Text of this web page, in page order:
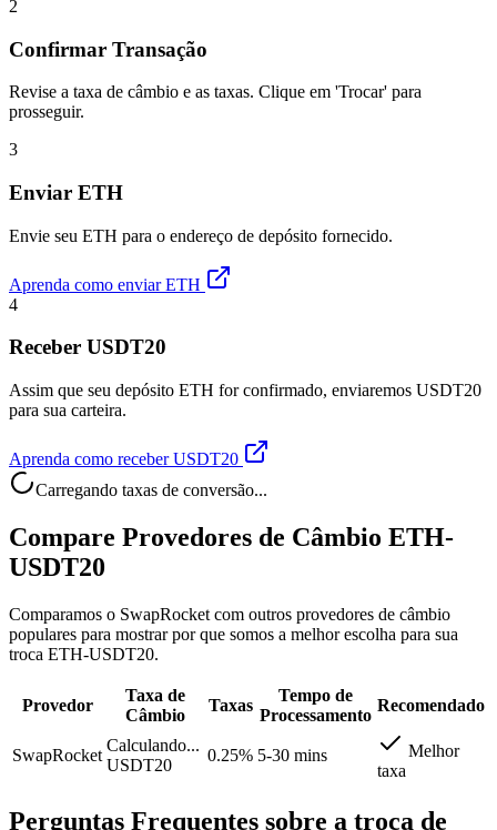
2
Confirmar Transação
Revise a taxa de câmbio e as taxas. Clique em 'Trocar' para
prosseguir.
3
Enviar ETH
Envie seu ETH para o endereço de depósito fornecido.
Aprenda como enviar ETH
4
Receber USDT20
Assim que seu depósito ETH for confirmado, enviaremos USDT20
para sua carteira.
Aprenda como receber USDT20
Carregando taxas de conversão...
Compare Provedores de Câmbio ETH-
USDT20
Comparamos o SwapRocket com outros provedores de câmbio
populares para mostrar por que somos a melhor escolha para sua
troca ETH-USDT20.
Provedor
Taxa de
Câmbio
Taxas
Tempo de
Processamento
Recomendado
SwapRocket
Calculando...
USDT20
0.25% 5-30 mins
Melhor
taxa
Perguntas Frequentes sobre a troca de